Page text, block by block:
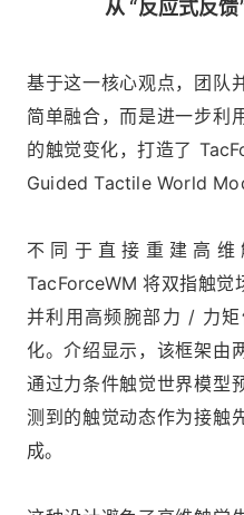
从 “反应式反馈
基于这一核心观点，团队
简单融合，而是进一步利
的触觉变化，打造了
Guided Tactile World
不同于直接重建高维
TacForceWM 将双指触觉
并利用高频腕部力 / 力
化。介绍显示，该框架由
通过力条件触觉世界模型
测到的触觉动态作为接触
成。